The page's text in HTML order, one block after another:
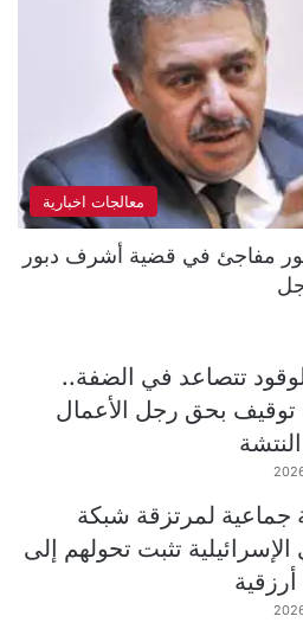
معالجات اخبارية
مفاجئ في قضية أشرف دبور
تتصاعد في الضفة..
توقيف بحق رجل الأعمال
جماعية لمرتزقة شبكة
الإسرائيلية تثبت تحولهم إلى